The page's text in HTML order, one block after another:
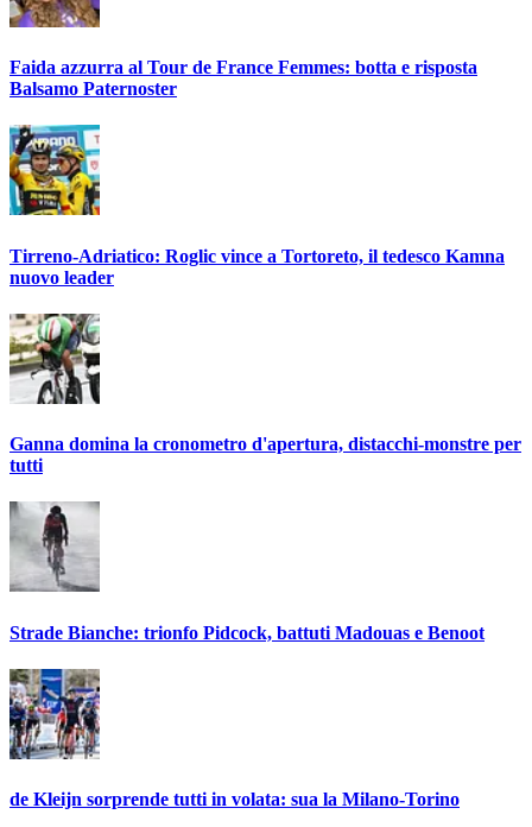
Faida azzurra al Tour de France Femmes: botta e risposta
Balsamo Paternoster
Tirreno-Adriatico: Roglic vince a Tortoreto, il tedesco Kamna
nuovo leader
Ganna domina la cronometro d'apertura, distacchi-monstre per
tutti
Strade Bianche: trionfo Pidcock, battuti Madouas e Benoot
de Kleijn sorprende tutti in volata: sua la Milano-Torino